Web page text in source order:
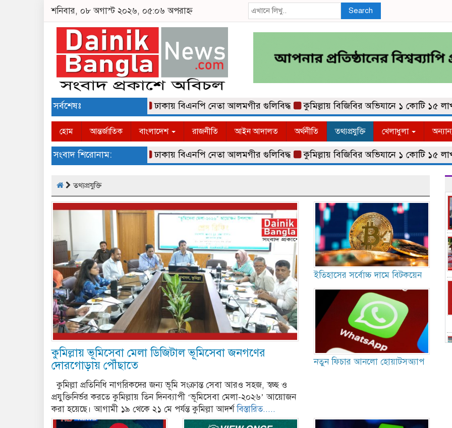
শনিবার, ০৮ অগাস্ট ২০২৬, ০৫:০৬ অপরাহ্ন Search
সর্বশেষঃ ঢাকায় বিএনপি নেতা আলমগীর গুলিবিদ্ধ কুমিল্লায় বিজিবির অভিযানে ১ কোটি ১৫ লাখ
হোম আন্তর্জাতিক বাংলাদেশ রাজনীতি আইন আদালত অর্থনীতি তথ্যপ্রযুক্তি খেলাধুলা
সংবাদ শিরোনাম: ঢাকায় বিএনপি নেতা আলমগীর গুলিবিদ্ধ কুমিল্লায় বিজিবির অভিযানে ১ কোটি ১৫ লাখ
তথ্যপ্রযুক্তি
কুমিল্লায় ভূমিসেবা মেলা ডিজিটাল ভূমিসেবা জনগণের
দোরগোড়ায় পৌঁছাতে
কুমিল্লা প্রতিনিধি নাগরিকদের জন্য ভূমি সংক্রান্ত সেবা আরও সহজ, স্বচ্ছ ও
প্রযুক্তিনির্ভর করতে কুমিল্লায় তিন দিনব্যাপী ‘ভূমিসেবা মেলা-২০২৬’ আয়োজন
করা হয়েছে। আগামী ১৯ থেকে ২১ মে পর্যন্ত কুমিল্লা আদর্শবিস্তারিত.....
ইতিহাসের সর্বোচ্চ দামে বিটকয়েন
নতুন ফিচার আনলো হোয়াটসঅ্যাপ